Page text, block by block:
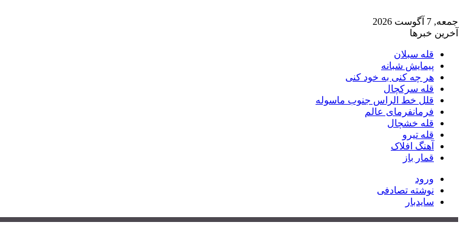
جمعه, 7 آگوست 2026
آخرین خبرها
قله سبلان
پیمایش شبانه
هر چه کنی به خود کنی
قله سرکچال
قلل خط الراس جنوب ماسوله
فرمانفرمای عالم
قله خشچال
قله تیرو
آهنگ افلاک
قمار باز
ورود
نوشته تصادفی
سایدبار